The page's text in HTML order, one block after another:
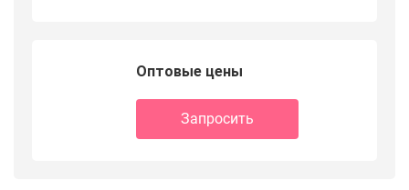
Оптовые цены
Запросить